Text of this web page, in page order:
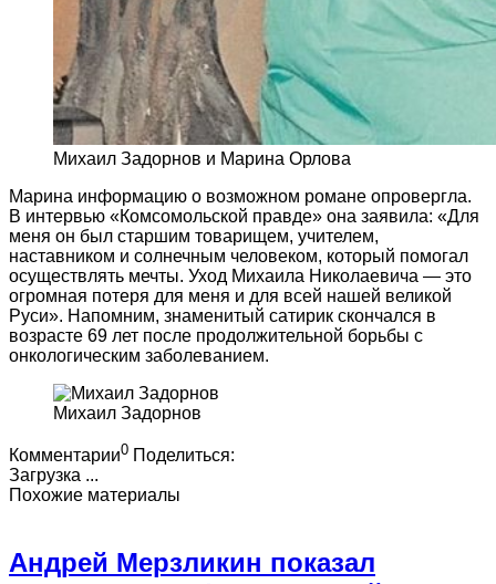
Михаил Задорнов и Марина Орлова
Марина информацию о возможном романе опровергла.
В интервью «Комсомольской правде» она заявила: «Для
меня он был старшим товарищем, учителем,
наставником и солнечным человеком, который помогал
осуществлять мечты. Уход Михаила Николаевича — это
огромная потеря для меня и для всей нашей великой
Руси». Напомним, знаменитый сатирик скончался в
возрасте 69 лет после продолжительной борьбы с
онкологическим заболеванием.
Михаил Задорнов
Комментарии0 Поделиться:
Загрузка ...
Похожие материалы
Андрей Мерзликин показал